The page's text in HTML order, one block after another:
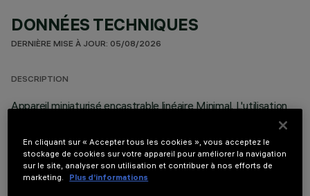
DONNÉES TECHNIQUES
DERNIÈRE MISE À JOUR: 05/08/2026
DESCRIPTION
Appareil miniaturisé encastrable linéaire Minimal. L'utilisation
de sources LED à indice de rendu de couleur élevé avec une
température de couleur différente permet d'obtenir une
modulation dynamique de la lumière. La variation est obtenue
en mélangeant l'émission de 5 LED 2700K et de 5 LED
5700K. La température reste constante et uniforme même
En cliquant sur « Accepter tous les cookies », vous acceptez le
stockage de cookies sur votre appareil pour améliorer la navigation
sur le site, analyser son utilisation et contribuer à nos efforts de
marketing.
Plus d’informations